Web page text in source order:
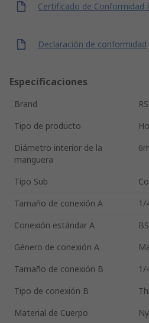
Certificado de Conformidad
Declaración de conformidad
Especificaciones
Brand
Tipo de producto
Diámetro interior de la
manguera
Tipo Sub
Tamaño de conexión A
1/
Conexión estándar A
Género de conexión A
Tamaño de conexión B
1/
Tipo de conexión B
Material de Cuerpo